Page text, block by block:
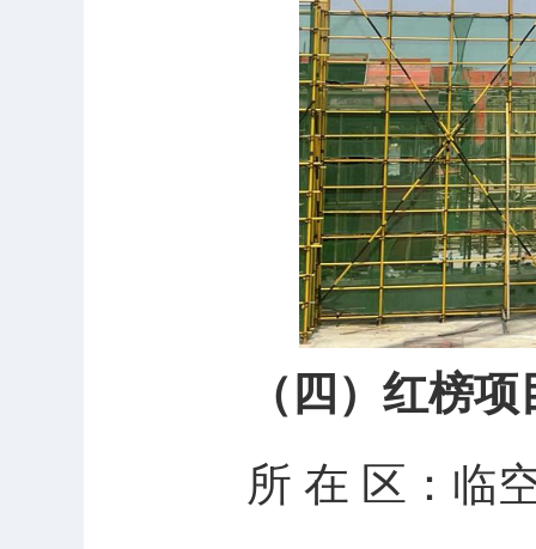
（四）红榜
所 在 区：临